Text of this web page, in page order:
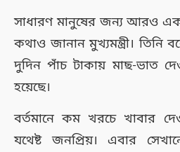
সাধারণ মানুষের জন্য আরও
কথাও জানান মুখ্যমন্ত্রী। তিনি
দুদিন পাঁচ টাকায় মাছ-ভাত
হয়েছে।
বর্তমানে কম খরচে খাবার
যথেষ্ট জনপ্রিয়। এবার